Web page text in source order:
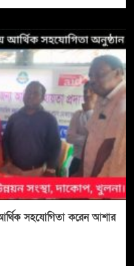
সহযোগিতা করেন আশার